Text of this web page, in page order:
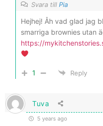
Svara till Pia
Hejhej! Åh vad glad jag
smarriga brownies utan
https://
1 Reply
Tuva
5 years ago